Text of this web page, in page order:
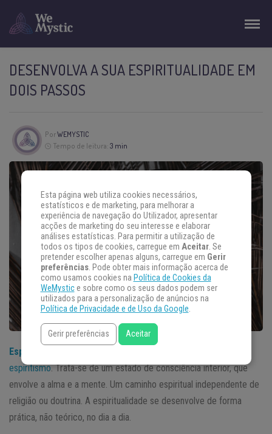
DESENVOLVA A SUA ESPIRITUALIDADE EM
DOIS PASSOS
PorWEMYSTIC
Tempo de leitura: 3 min
Espiritualidade
espiritismo. Trata-se de um estado de consciência interior, que
envolve a alma e a mente. Um caminho espiritual independente de
religião ou doutrina. A espiritualidade se desenvolve de forma
prática, não teórico, no dia a dia.
Esta página web utiliza cookies necessários,
estatísticos e de marketing, para melhorar a
experiência de navegação do Utilizador, apresentar
acções de marketing do seu interesse e elaborar
análises estatísticas. Para permitir a utilização de
todos os tipos de cookies, carregue em Aceitar. Se
pretender escolher apenas alguns, carregue em Gerir
preferências. Pode obter mais informação acerca de
como usamos cookies na Política de Cookies da
WeMystice sobre como os seus dados podem ser
utilizados para a personalização de anúncios na
Política de Privacidade e de Uso da Google.
Gerir preferências Aceitar